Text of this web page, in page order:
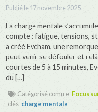
Publié le 17 novembre 2025
La charge mentale
compte : fatigue, tensions,
a créé Evcham, une
peut venir se défouler et
courtes de 5 à 15 minutes,
du […]
Catégorisé comme Focus
clés charge mentale